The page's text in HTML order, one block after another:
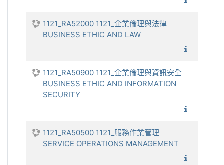
1121_RA52000 1121_企業倫理與法律
BUSINESS ETHIC AND LAW
1121_RA50900 1121_企業倫理與資訊安全
BUSINESS ETHIC AND INFORMATION
SECURITY
1121_RA50500 1121_服務作業管理
SERVICE OPERATIONS MANAGEMENT